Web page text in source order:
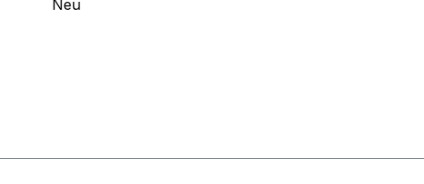
Neu